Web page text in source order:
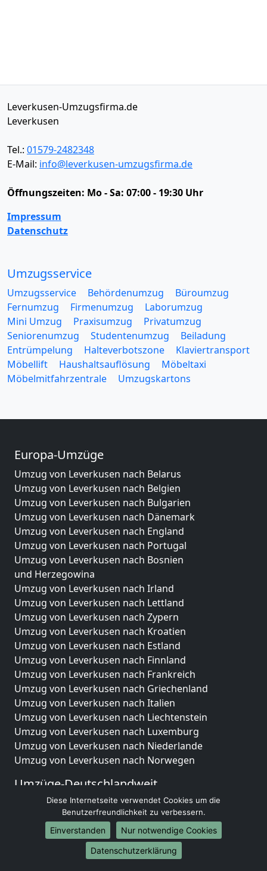
Leverkusen-Umzugsfirma.de
Leverkusen
Tel.: 01579-2482348
E-Mail: info@leverkusen-umzugsfirma.de
Öffnungszeiten: Mo - Sa: 07:00 - 19:30 Uhr
Impressum
Datenschutz
Umzugsservice
Umzugsservice Behördenumzug
Büroumzug
Fernumzug
Firmenumzug
Laborumzug
Mini Umzug
Praxisumzug
Privatumzug
Seniorenumzug
Studentenumzug
Beiladung
Entrümpelung
Halteverbotszone
Klaviertransport
Möbellift
Haushaltsauflösung
Möbeltaxi
Möbelmitfahrzentrale
Umzugskartons
Europa-Umzüge
Umzug von Leverkusen nach Belarus
Umzug von Leverkusen nach Belgien
Umzug von Leverkusen nach Bulgarien
Umzug von Leverkusen nach Dänemark
Umzug von Leverkusen nach England
Umzug von Leverkusen nach Portugal
Umzug von Leverkusen nach Bosnien
und Herzegowina
Umzug von Leverkusen nach Irland
Umzug von Leverkusen nach Lettland
Umzug von Leverkusen nach Zypern
Umzug von Leverkusen nach Kroatien
Umzug von Leverkusen nach Estland
Umzug von Leverkusen nach Finnland
Umzug von Leverkusen nach Frankreich
Umzug von Leverkusen nach Griechenland
Umzug von Leverkusen nach Italien
Umzug von Leverkusen nach Liechtenstein
Umzug von Leverkusen nach Luxemburg
Umzug von Leverkusen nach Niederlande
Umzug von Leverkusen nach Norwegen
Umzüge-Deutschlandweit
Umzug von Leverkusen nach Berlin
Umzug von Leverkusen nach Hamburg
Umzug von Leverkusen nach München
Umzug von Leverkusen nach Köln
Umzug von Leverkusen nach Frankfurt am Main
Diese Internetseite verwendet Cookies um die
Benutzerfreundlichkeit zu verbessern.
Einverstanden
Nur notwendige Cookies
Datenschutzerklärung